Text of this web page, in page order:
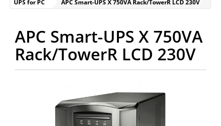
UPS for PC
APC Smart-UPS X 750VA Rack/TowerR LCD 230V
APC Smart-UPS X 750VA
Rack/TowerR LCD 230V